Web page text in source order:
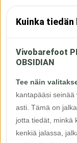
Kuinka tiedän
Vivobarefoot
OBSIDIAN
Tee näin
kantapääsi
asti. Tämä on
jotta tiedät, minkä
kenkiä jalassa,